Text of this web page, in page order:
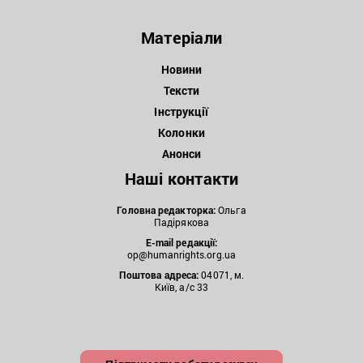
Матеріали
Новини
Тексти
Інструкції
Колонки
Анонси
Наші контакти
Головна редакторка:Ольга
Падірякова
E-mail редакції:
op@humanrights.org.ua
Поштова адреса:04071, м.
Київ, а/с 33